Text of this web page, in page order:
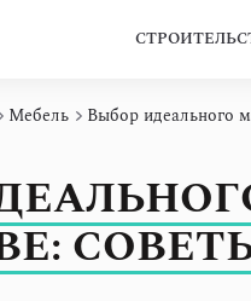
Мебель Выбор идеального